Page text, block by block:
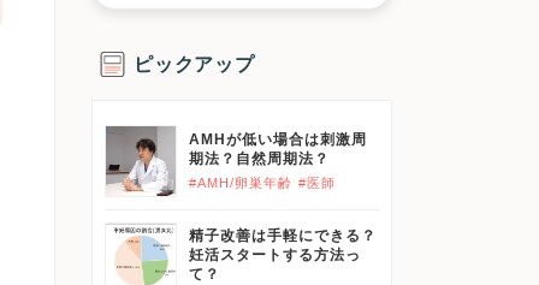
ピックアップ
AMHが低い場合は刺激周
期法？自然周期法？
#AMH/卵巣年齢 #医師
精子改善は手軽にできる？
妊活スタートする方法っ
て？